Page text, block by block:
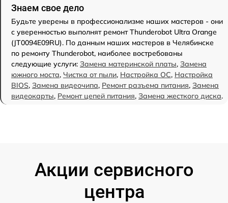
Знаем свое дело
Будьте уверены в профессионализме наших мастеров - они
с уверенностью выполнят ремонт Thunderobot Ultra Orange
(JT0094E09RU). По данным наших мастеров в Челябинске
по ремонту Thunderobot, наиболее востребованы
следующие услуги: Замена материнской платы, Замена
южного моста, Чистка от пыли, Настройка ОС, Настройка
BIOS, Замена видеочипа, Ремонт разъема питания, Замена
видеокарты, Ремонт цепей питания, Замена жесткого диска.
Акции сервисного
центра